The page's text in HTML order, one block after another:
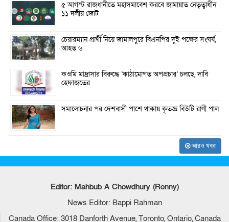
৫ আগস্ট রাজধানীতে মহাসমাবেশ করবে জামায়াত নেতৃত্বাধীন
১১ দলীয় জোট
চেয়ারম্যান প্রার্থী নিয়ে জামালপুরে বিএনপির দুই পক্ষের সংঘর্ষ,
আহত ৬
কওমি মাদ্রাসার বিরুদ্ধে ‘কাঠামোগত অপপ্রচার’ চলছে, দাবি
হেফাজতের
সমালোচনার পর দেশবাসী পাশে থাকায় কৃতজ্ঞ বিউটি রাণী পাল
আরও খবর
Editor: Mahbub A Chowdhury (Ronny)
News Editor: Bappi Rahman
Canada Office: 3018 Danforth Avenue, Toronto, Ontario, Canada